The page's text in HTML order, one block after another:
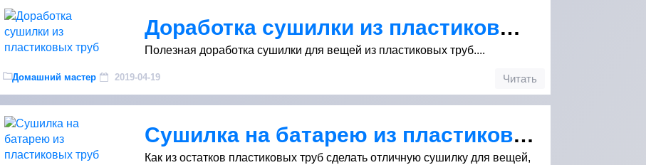
Доработка сушилки из пластиковых труб
Полезная доработка сушилки для вещей из пластиковых труб....
Читать
Домашний мастер 2019-04-19
Сушилка на батарею из пластиковых труб
Как из остатков пластиковых труб сделать отличную сушилку для вещей,